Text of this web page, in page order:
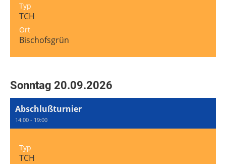
Typ
TCH
Ort
Bischofsgrün
Sonntag 20.09.2026
Abschlußturnier
14:00 - 19:00
Typ
TCH